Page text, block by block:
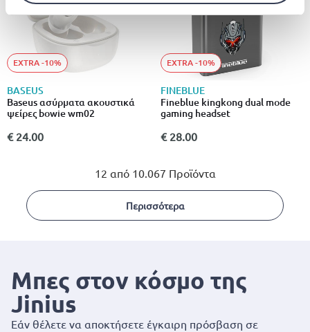
EXTRA -10%
BASEUS
Baseus ασύρματα ακουστικά
ψείρες bowie wm02
€ 24.00
EXTRA -10%
FINEBLUE
Fineblue kingkong dual mode
gaming headset
€ 28.00
12 από 10.067 Προϊόντα
Περισσότερα
Μπες στον κόσμο της
Jinius
Εάν θέλετε να αποκτήσετε έγκαιρη πρόσβαση σε